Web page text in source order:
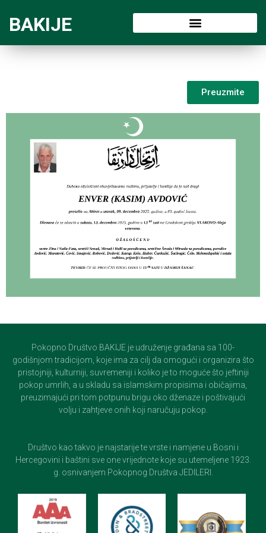
BAKIJE
Preuzmite
Pokopno Društvo BAKIJE je udruženje građana sa 100-
godišnjom tradicijom, koje ima za cilj da omogući i organizira što
pristojniji, kulturniji, suvremeniji i koliko je to moguće što jeftiniji
pokop umrlih, a u skladu sa islamskim propisima i običajima,
preuzimajući pri tom potpunu brigu oko dženaze i poštivajući
volju i zahtjeve onih koji naručuju pokop.
Društvo kao takvo je najstarije te vrste i namjene u Bosni i
Hercegovini i baštini sve one vrijednote koje su utemeljene 1923.
g. osnivanjem Pokopnog Društva JEDILERI.